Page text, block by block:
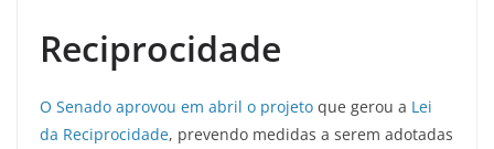
Reciprocidade
O Senado aprovou em abril o projeto que gerou a Lei
da Reciprocidade, prevendo medidas a serem adotadas